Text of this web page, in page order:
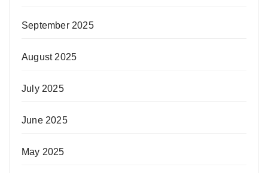
September 2025
August 2025
July 2025
June 2025
May 2025